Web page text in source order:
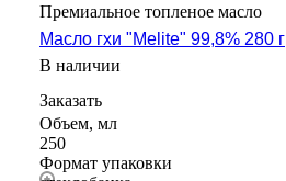
Объем, мл
250
Формат упаковки
Премиальное топленое масло
Масло гхи "Melite" 99,8% 280 г
В наличии
Заказать